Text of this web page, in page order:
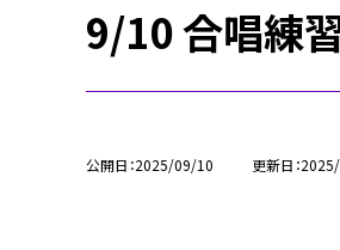
9/10 合唱練
公開日 2025/09/10 更新日